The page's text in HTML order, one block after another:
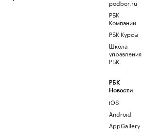
podbor.ru
РБК
Компании
РБК Курсы
Школа
управления
РБК
РБК
Новости
iOS
Android
AppGallery